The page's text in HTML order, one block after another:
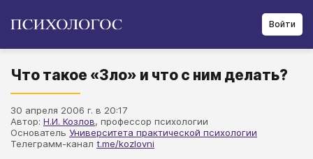
Войти
Что такое «Зло» и что с ним делать?
30 апреля 2006 г. в 20:17
Автор: Н.И. Козлов, профессор психологии
Основатель Университета практической психологии
Телеграмм-канал t.me/kozlovni